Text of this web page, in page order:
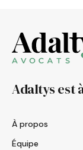
Adaltys est
À propos
Équipe